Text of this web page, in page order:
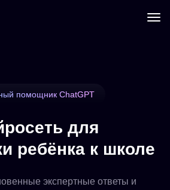
помощник ChatGPT
для
ребёнка к школе
экспертные ответы и